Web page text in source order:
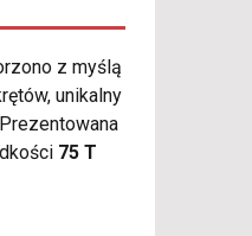
z myślą
unikalny
75 T